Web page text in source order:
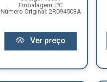
Embalagem: PC
Número Original: 2R094503A
Ver preço